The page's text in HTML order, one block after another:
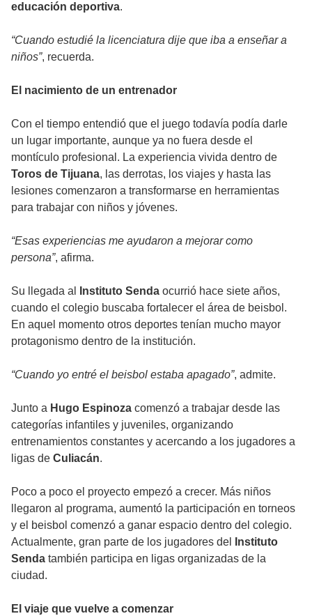
educación deportiva.
“Cuando estudié la licenciatura dije que iba a enseñar a
niños”, recuerda.
El nacimiento de un entrenador
Con el tiempo entendió que el juego todavía podía darle
un lugar importante, aunque ya no fuera desde el
montículo profesional. La experiencia vivida dentro de
Toros de Tijuana, las derrotas, los viajes y hasta las
lesiones comenzaron a transformarse en herramientas
para trabajar con niños y jóvenes.
“Esas experiencias me ayudaron a mejorar como
persona”, afirma.
Su llegada al Instituto Senda ocurrió hace siete años,
cuando el colegio buscaba fortalecer el área de beisbol.
En aquel momento otros deportes tenían mucho mayor
protagonismo dentro de la institución.
“Cuando yo entré el beisbol estaba apagado”, admite.
Junto a Hugo Espinoza comenzó a trabajar desde las
categorías infantiles y juveniles, organizando
entrenamientos constantes y acercando a los jugadores a
ligas de Culiacán.
Poco a poco el proyecto empezó a crecer. Más niños
llegaron al programa, aumentó la participación en torneos
y el beisbol comenzó a ganar espacio dentro del colegio.
Actualmente, gran parte de los jugadores del
Instituto
Senda también participa en ligas organizadas de la
ciudad.
El viaje que vuelve a comenzar